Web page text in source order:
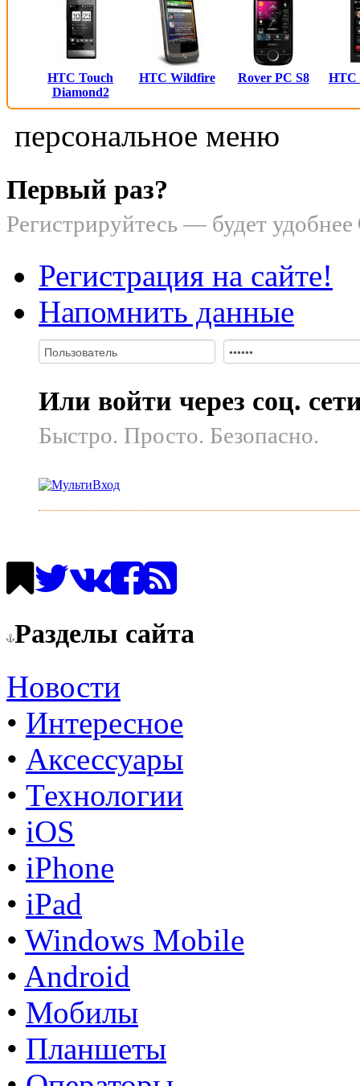
HTC Touch
Diamond2
HTC Wildfire Rover PC S8 HTC
персональное меню
Первый раз?
Регистрируйтесь — будет удобнее
Регистрация на сайте!
Напомнить данные
Или войти через соц.
Быстро. Просто. Безопасно.
Разделы сайта
Новости
• Интересное
• Аксессуары
• Технологии
• iOS
• iPhone
• iPad
• Windows Mobile
• Android
• Мобилы
• Планшеты